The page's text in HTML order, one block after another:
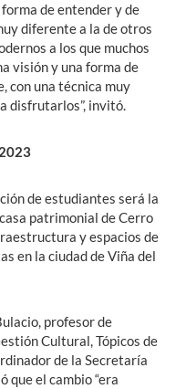
de entender y de
diferente a la de otros
a los que muchos
visión y una forma de
con una técnica muy
disfrutarlos”, invitó.
de estudiantes será la
patrimonial de Cerro
y espacios de
en la ciudad de Viña del
profesor de
Cultural, Tópicos de
de la Secretaría
que el cambio “era